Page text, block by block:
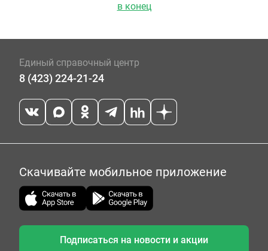
в конец
Единый справочный центр
8 (423) 224-21-24
Скачивайте мобильное приложение
Подписаться на новости и акции